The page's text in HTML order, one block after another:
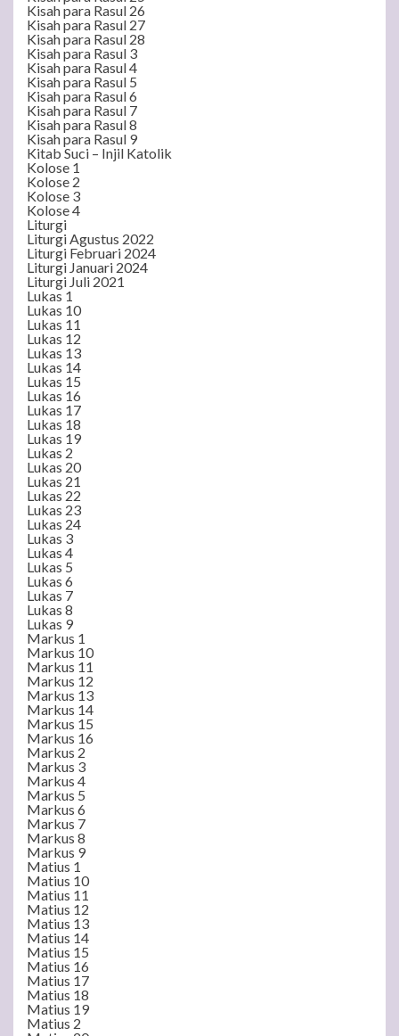
Kisah para Rasul 26
Kisah para Rasul 27
Kisah para Rasul 28
Kisah para Rasul 3
Kisah para Rasul 4
Kisah para Rasul 5
Kisah para Rasul 6
Kisah para Rasul 7
Kisah para Rasul 8
Kisah para Rasul 9
Kitab Suci – Injil Katolik
Kolose 1
Kolose 2
Kolose 3
Kolose 4
Liturgi
Liturgi Agustus 2022
Liturgi Februari 2024
Liturgi Januari 2024
Liturgi Juli 2021
Lukas 1
Lukas 10
Lukas 11
Lukas 12
Lukas 13
Lukas 14
Lukas 15
Lukas 16
Lukas 17
Lukas 18
Lukas 19
Lukas 2
Lukas 20
Lukas 21
Lukas 22
Lukas 23
Lukas 24
Lukas 3
Lukas 4
Lukas 5
Lukas 6
Lukas 7
Lukas 8
Lukas 9
Markus 1
Markus 10
Markus 11
Markus 12
Markus 13
Markus 14
Markus 15
Markus 16
Markus 2
Markus 3
Markus 4
Markus 5
Markus 6
Markus 7
Markus 8
Markus 9
Matius 1
Matius 10
Matius 11
Matius 12
Matius 13
Matius 14
Matius 15
Matius 16
Matius 17
Matius 18
Matius 19
Matius 2